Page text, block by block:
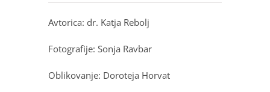
Avtorica: dr. Katja Rebolj
Fotografije: Sonja Ravbar
Oblikovanje: Doroteja Horvat